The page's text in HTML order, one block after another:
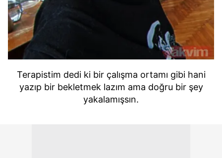
Terapistim dedi ki bir çalışma ortamı gibi hani
yazıp bir bekletmek lazım ama doğru bir şey
yakalamışsın.